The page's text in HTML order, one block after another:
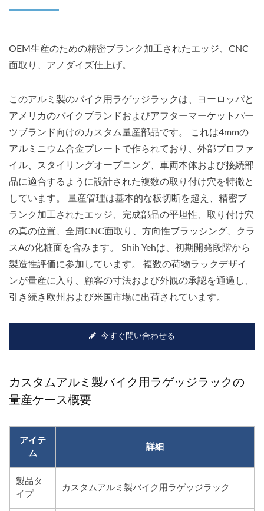
OEM生産のための精密ブランク加工されたエッジ、CNC
面取り、アノダイズ仕上げ。
このアルミ製のバイク用ラゲッジラックは、ヨーロッパと
アメリカのバイクブランドおよびアフターマーケットパー
ツブランド向けのカスタム量産部品です。 これは4mmの
アルミニウム合金プレートで作られており、外部プロファ
イル、スタイリングオープニング、車両本体および接続部
品に適合するように設計された複数の取り付け穴を特徴と
しています。 量産管理は基本的な板切断を超え、精密ブ
ランク加工されたエッジ、完成部品の平坦性、取り付け穴
の真の位置、全周CNC面取り、方向性ブラッシング、クラ
スAの化粧面を含みます。 Shih Yehは、初期開発段階から
製造性評価に参加しています。 複数の荷物ラックデザイ
ンが量産に入り、顧客の寸法および外観の承認を通過し、
引き続き欧州および米国市場に出荷されています。
今すぐ問い合わせる
カスタムアルミ製バイク用ラゲッジラックの
量産ケース概要
アイテ
ム
詳細
製品タ
イプ
カスタムアルミ製バイク用ラゲッジラック